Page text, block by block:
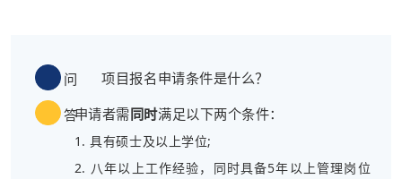
问 项目报名申请条件是什么？
答申请者需同时满足以下两个条件：
1. 具有硕士及以上学位;
2. 八年以上工作经验，同时具备5年以上管理岗位